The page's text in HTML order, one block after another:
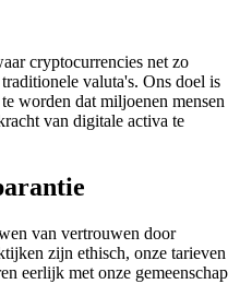
cryptocurrencies net zo
valuta's. Ons doel is
worden dat miljoenen mensen
van digitale activa te
van vertrouwen door
zijn ethisch, onze tarieven
eerlijk met onze gemeenschap